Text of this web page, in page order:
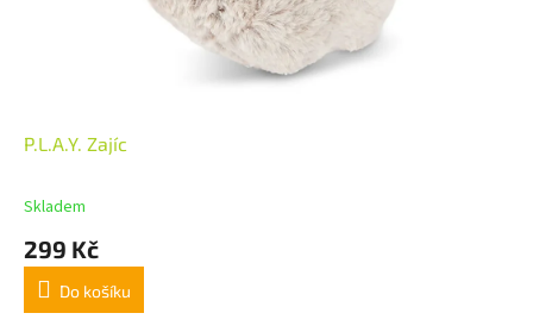
P.L.A.Y. Zajíc
Skladem
299 Kč
Do košíku